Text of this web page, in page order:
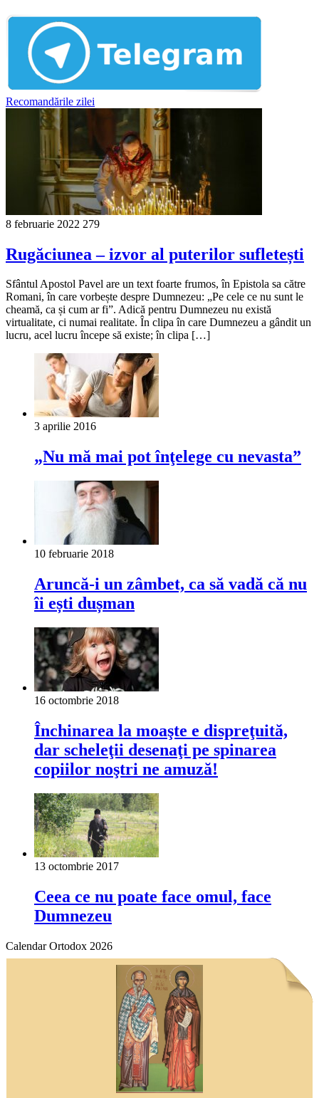
Recomandările zilei
8 februarie 2022 279
Rugăciunea – izvor al puterilor sufletești
Sfântul Apostol Pavel are un text foarte frumos, în Epistola sa către
Romani, în care vorbește despre Dumnezeu: „Pe cele ce nu sunt le
cheamă, ca și cum ar fi”. Adică pentru Dumnezeu nu există
virtualitate, ci numai realitate. În clipa în care Dumnezeu a gândit un
lucru, acel lucru începe să existe; în clipa […]
3 aprilie 2016
„Nu mă mai pot înţelege cu nevasta”
10 februarie 2018
Aruncă-i un zâmbet, ca să vadă că nu
îi ești dușman
16 octombrie 2018
Închinarea la moaşte e dispreţuită,
dar scheleţii desenaţi pe spinarea
copiilor noştri ne amuză!
13 octombrie 2017
Ceea ce nu poate face omul, face
Dumnezeu
Calendar Ortodox 2026